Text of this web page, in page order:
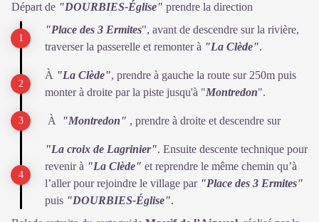
Départ de "DOURBIES-Église" prendre la direction
"Place des 3 Ermites", avant de descendre sur la rivière,
traverser la passerelle et remonter à "La Clède".
À "La Clède", prendre à gauche la route sur 250m puis
monter à droite par la piste jusqu'à "Montredon".
À "Montredon" , prendre à droite et descendre sur
"La croix de Lagrinier". Ensuite descente technique pour
revenir à "La Clède" et reprendre le même chemin qu’à
l’aller pour rejoindre le village par"Place des 3 Ermites"
puis "DOURBIES-Église".